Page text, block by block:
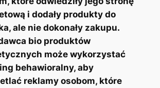
i dodały produkty do
ale nie dokonały zakupu.
bio produktów
może wykorzystać
behawioralny, aby
reklamy osobom, które